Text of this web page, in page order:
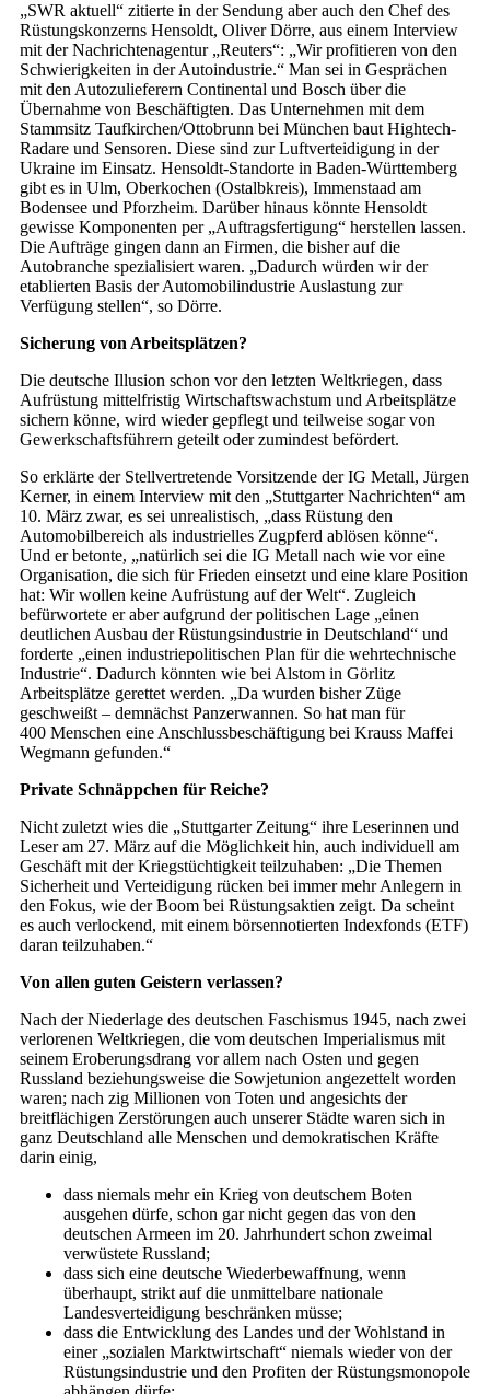
„SWR aktuell“ zitierte in der Sendung aber auch den Chef des
Rüstungskonzerns Hensoldt, Oliver Dörre, aus einem Interview
mit der Nachrichtenagentur „Reuters“: „Wir profitieren von den
Schwierigkeiten in der Autoindustrie.“ Man sei in Gesprächen
mit den Autozulieferern Continental und Bosch über die
Übernahme von Beschäftigten. Das Unternehmen mit dem
Stammsitz Taufkirchen/Ottobrunn bei München baut Hightech-
Radare und Sensoren. Diese sind zur Luftverteidigung in der
Ukraine im Einsatz. Hensoldt-Standorte in Baden-Württemberg
gibt es in Ulm, Oberkochen (Ostalbkreis), Immenstaad am
Bodensee und Pforzheim. Darüber hinaus könnte Hensoldt
gewisse Komponenten per „Auftragsfertigung“ herstellen lassen.
Die Aufträge gingen dann an Firmen, die bisher auf die
Autobranche spezialisiert waren. „Dadurch würden wir der
etablierten Basis der Automobilindustrie Auslastung zur
Verfügung stellen“, so Dörre.
Sicherung von Arbeitsplätzen?
Die deutsche Illusion schon vor den letzten Weltkriegen, dass
Aufrüstung mittelfristig Wirtschaftswachstum und Arbeitsplätze
sichern könne, wird wieder gepflegt und teilweise sogar von
Gewerkschaftsführern geteilt oder zumindest befördert.
So erklärte der Stellvertretende Vorsitzende der IG Metall, Jürgen
Kerner, in einem Interview mit den „Stuttgarter Nachrichten“ am
10. März zwar, es sei unrealistisch, „dass Rüstung den
Automobilbereich als industrielles Zugpferd ablösen könne“.
Und er betonte, „natürlich sei die IG Metall nach wie vor eine
Organisation, die sich für Frieden einsetzt und eine klare Position
hat: Wir wollen keine Aufrüstung auf der Welt“. Zugleich
befürwortete er aber aufgrund der politischen Lage „einen
deutlichen Ausbau der Rüstungsindustrie in Deutschland“ und
forderte „einen industriepolitischen Plan für die wehrtechnische
Industrie“. Dadurch könnten wie bei Alstom in Görlitz
Arbeitsplätze gerettet werden. „Da wurden bisher Züge
geschweißt – demnächst Panzerwannen. So hat man für
400 Menschen eine Anschlussbeschäftigung bei Krauss Maffei
Wegmann gefunden.“
Private Schnäppchen für Reiche?
Nicht zuletzt wies die „Stuttgarter Zeitung“ ihre Leserinnen und
Leser am 27. März auf die Möglichkeit hin, auch individuell am
Geschäft mit der Kriegstüchtigkeit teilzuhaben: „Die Themen
Sicherheit und Verteidigung rücken bei immer mehr Anlegern in
den Fokus, wie der Boom bei Rüstungsaktien zeigt. Da scheint
es auch verlockend, mit einem börsennotierten Indexfonds (ETF)
daran teilzuhaben.“
Von allen guten Geistern verlassen?
Nach der Niederlage des deutschen Faschismus 1945, nach zwei
verlorenen Weltkriegen, die vom deutschen Imperialismus mit
seinem Eroberungsdrang vor allem nach Osten und gegen
Russland beziehungsweise die So­wjet­union angezettelt worden
waren; nach zig Millionen von Toten und angesichts der
breitflächigen Zerstörungen auch unserer Städte waren sich in
ganz Deutschland alle Menschen und demokratischen Kräfte
darin einig,
dass niemals mehr ein Krieg von deutschem Boten
ausgehen dürfe, schon gar nicht gegen das von den
deutschen Armeen im 20. Jahrhundert schon zweimal
verwüstete Russland;
dass sich eine deutsche Wiederbewaffnung, wenn
überhaupt, strikt auf die unmittelbare nationale
Landesverteidigung beschränken müsse;
dass die Entwicklung des Landes und der Wohlstand in
einer „sozialen Marktwirtschaft“ niemals wieder von der
Rüstungsindustrie und den Profiten der Rüstungsmonopole